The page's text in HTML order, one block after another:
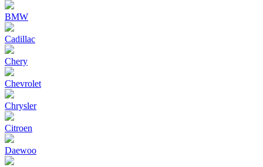
BMW
Cadillac
Chery
Chevrolet
Chrysler
Citroen
Daewoo